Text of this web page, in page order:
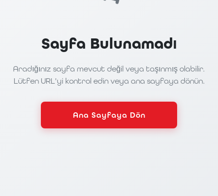
Sayfa Bulunamadı
Aradığınız sayfa mevcut değil veya taşınmış olabilir.
Lütfen URL'yi kontrol edin veya ana sayfaya dönün.
Ana Sayfaya Dön